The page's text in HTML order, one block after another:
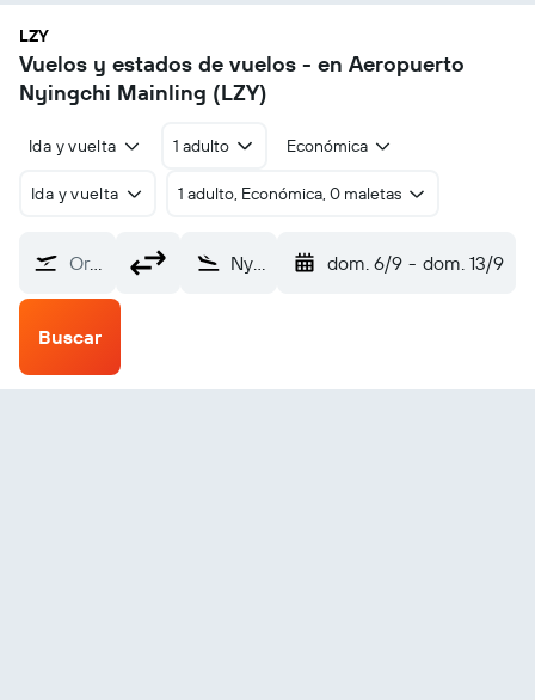
LZY
Vuelos y estados de vuelos - en Aeropuerto
Nyingchi Mainling (LZY)
Ida y vuelta 1 adulto Económica
Ida y vuelta 1 adulto, Económica, 0 maletas
Origen Nyingchi Mainling (LZY) dom. 6/9 - dom. 13/9
Buscar